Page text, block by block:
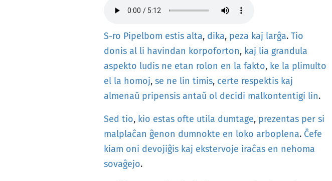
S-ro Pipelbom estis alta, dika, peza kaj larĝa. Tio
donis al li havindan korpoforton, kaj lia grandula
aspekto ludis ne etan rolon en la fakto, ke la plimulto
el la homoj, se ne lin timis, certe respektis kaj
almenaŭ pripensis antaŭ ol decidi malkontentigi lin.
Sed tio, kio estas ofte utila dumtage, prezentas per si
malplaĉan ĝenon dumnokte en loko arboplena. Ĉefe
kiam oni devojiĝis kaj ekstervoje iraĉas en nehoma
sovaĝejo.